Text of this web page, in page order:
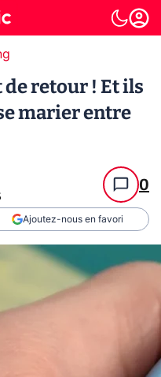
retour ! Et ils
marier entre
0
Ajoutez-nous en favori